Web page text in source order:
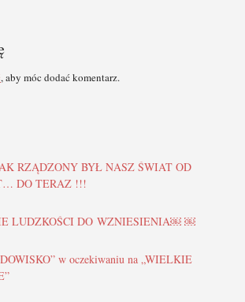
, aby móc dodać komentarz.
RZĄDZONY BYŁ NASZ ŚWIAT OD
DO TERAZ !!!
LUDZKOŚCI DO WZNIESIENIA￼ ￼
w oczekiwaniu na „WIELKIE